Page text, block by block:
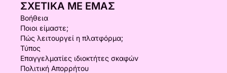
ΣΧΕΤΙΚΆ ΜΕ ΕΜΆΣ
Βοήθεια
Ποιοι είμαστε;
Πώς λειτουργεί η πλατφόρμα;
Τύπος
Επαγγελματίες ιδιοκτήτες σκαφών
Πολιτική Απορρήτου